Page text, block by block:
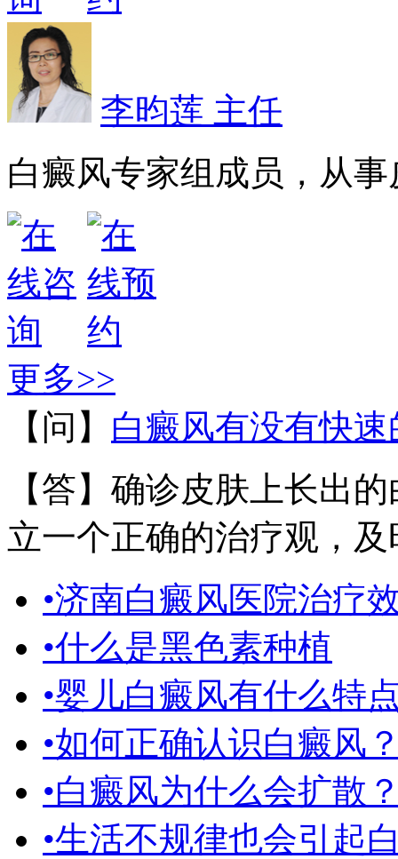
李昀莲 主任
白癜风专家组成员，从
更多>>
【问】 白癜风有没有快
【答】确诊皮肤上长出
立一个正确的治疗观，
•济南白癜风医院治疗
•什么是黑色素种植
•婴儿白癜风有什么特
•如何正确认识白癜风
•白癜风为什么会扩散
•生活不规律也会引起